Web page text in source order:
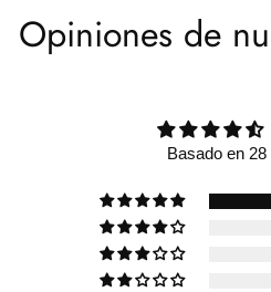
Opiniones de
Basado en